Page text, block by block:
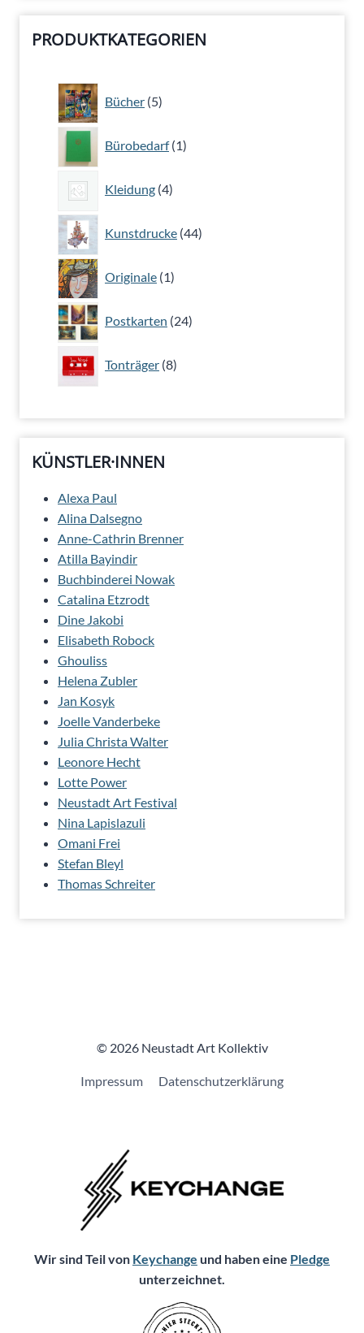
PRODUKTKATEGORIEN
Bücher 5
Produkte
Bürobedarf 1
Produkt
Kleidung 4
Produkte
Kunstdrucke 44
Produkte
Originale 1
Produkt
Postkarten 24
Produkte
Tonträger 8
Produkte
KÜNSTLER·INNEN
Alexa Paul
Alina Dalsegno
Anne-Cathrin Brenner
Atilla Bayindir
Buchbinderei Nowak
Catalina Etzrodt
Dine Jakobi
Elisabeth Robock
Ghouliss
Helena Zubler
Jan Kosyk
Joelle Vanderbeke
Julia Christa Walter
Leonore Hecht
Lotte Power
Neustadt Art Festival
Nina Lapislazuli
Omani Frei
Stefan Bleyl
Thomas Schreiter
© 2026 Neustadt Art Kollektiv
Impressum Datenschutzerklärung
Wir sind Teil von Keychange und haben eine Pledge
unterzeichnet.